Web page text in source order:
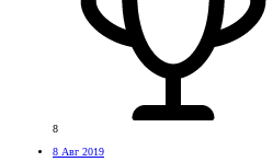
8
8 Авг 2019